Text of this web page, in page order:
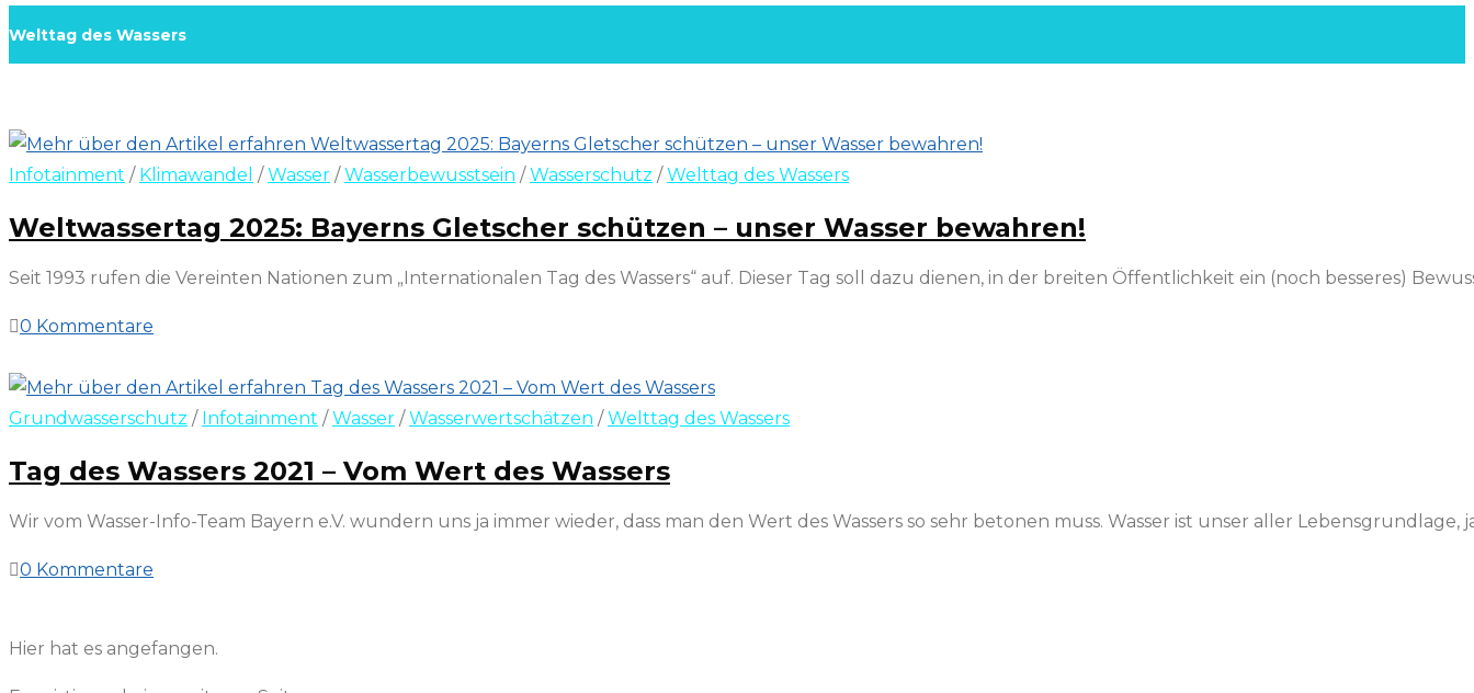
Welttag des Wassers
Infotainment / Klimawandel /Wasser /Wasserbewusstsein /Wasserschutz /Welttag des Wassers
Weltwassertag 2025: Bayerns Gletscher schützen – unser Wasser bewahren!
Seit 1993 rufen die Vereinten Nationen zum „Internationalen Tag des Wassers“ auf. Dieser Tag soll dazu dienen, in der breiten Öffentlichkeit ein (noch besseres)
0 Kommentare
Grundwasserschutz / Infotainment / Wasser / Wasserwertschätzen / Welttag des Wassers
Tag des Wassers 2021 – Vom Wert des Wassers
Wir vom Wasser-Info-Team Bayern e.V. wundern uns ja immer wieder, dass man den Wert des Wassers so sehr betonen muss. Wasser ist unser aller Lebensgrundlage,
0 Kommentare
Hier hat es angefangen.